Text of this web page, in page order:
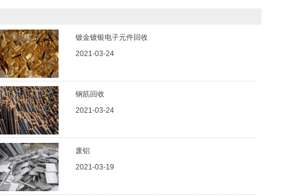
镀金镀银电子元件回收
2021-03-24
钢筋回收
2021-03-24
废铝
2021-03-19